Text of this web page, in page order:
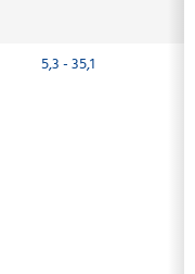
5,3 - 35,1